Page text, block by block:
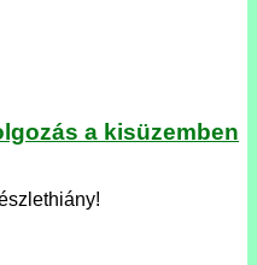
a kisüzemben